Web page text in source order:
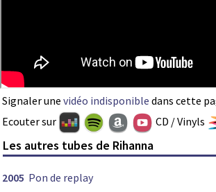
Signaler une vidéo indisponible dans cette
Ecouter sur
CD / Vinyls
Les autres tubes de Rihanna
2005 Pon de replay